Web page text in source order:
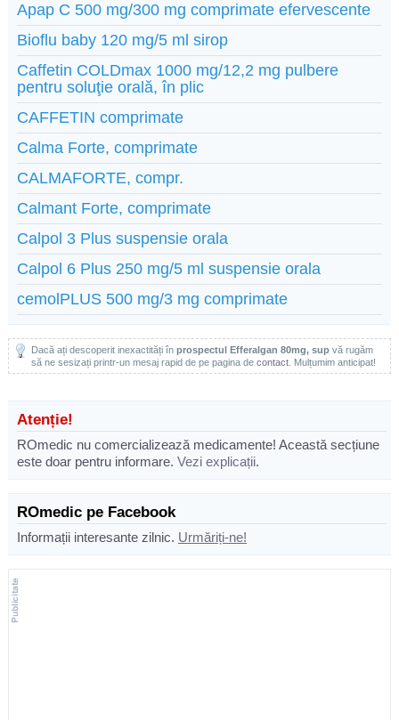
Apap C 500 mg/300 mg comprimate efervescente
Bioflu baby 120 mg/5 ml sirop
Caffetin COLDmax 1000 mg/12,2 mg pulbere
pentru soluţie orală, în plic
CAFFETIN comprimate
Calma Forte, comprimate
CALMAFORTE, compr.
Calmant Forte, comprimate
Calpol 3 Plus suspensie orala
Calpol 6 Plus 250 mg/5 ml suspensie orala
cemolPLUS 500 mg/3 mg comprimate
Dacă ați descoperit inexactități în prospectul Efferalgan 80mg, supvă rugăm
să ne sesizați printr-un mesaj rapid de pe pagina de contact. Mulțumim anticipat!
Atenție!
ROmedic nu comercializează medicamente! Această secțiune
este doar pentru informare. Vezi explicații.
ROmedic pe Facebook
Informații interesante zilnic. Urmăriți-ne!